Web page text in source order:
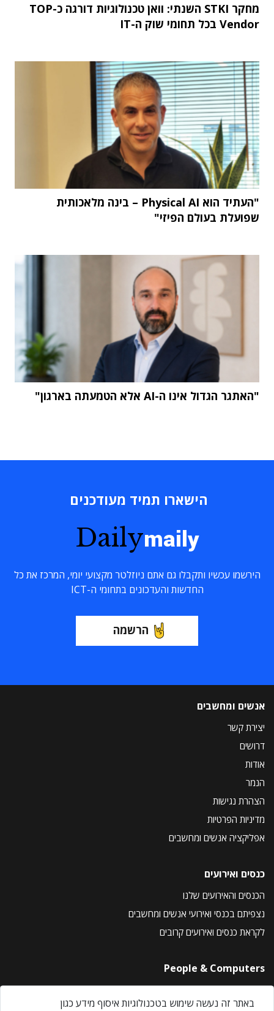
מחקר STKI השנתי: וואן טכנולוגיות דורגה כ-TOP
Vendor בכל תחומי שוק ה-IT
"העתיד הוא Physical AI – בינה מלאכותית
שפועלת בעולם הפיזי"
"האתגר הגדול אינו ה-AI אלא הטמעתה בארגון"
הישארו תמיד מעודכנים
Dailymaily
הירשמו עכשיו ותקבלו גם אתם ניוזלטר מקצועי יומי, המרכז את כל
החדשות והעדכונים בתחומי ה-ICT
הרשמה
אנשים ומחשבים
יצירת קשר
דרושים
אודות
הנמר
הצהרת נגישות
מדיניות הפרטיות
אפליקציה אנשים ומחשבים
כנסים ואירועים
הכנסים והאירועים שלנו
נצפיתם בכנסי ואירועי אנשים ומחשבים
לקראת כנסים ואירועים קרובים
People & Computers
About Us
Privacy Policy
באתר זה נעשה שימוש בטכנולוגיות איסוף מידע כגון